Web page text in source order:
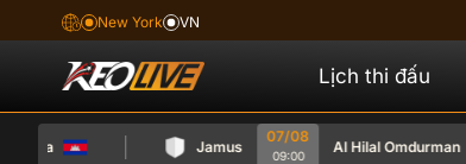
New York VN
Lịch thi đấu
Jamus
07/08
09:00 Al Hilal Omdurman